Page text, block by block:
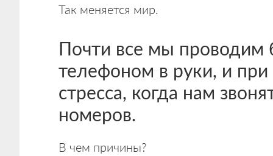
Так меняется мир.
Почти все мы проводим
телефоном в руки, и
стресса, когда нам
номеров.
В чем причины?